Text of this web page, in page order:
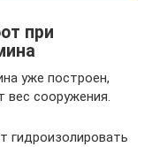
при
уже построен,
сооружения.
гидроизолировать